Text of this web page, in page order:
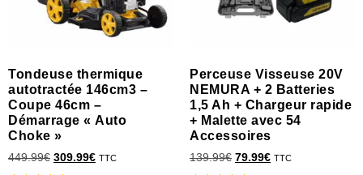
Tondeuse thermique
autotractée 146cm3 –
Coupe 46cm –
Démarrage « Auto
Choke »
449.99€ 309.99€ TTC
Perceuse Visseuse 20V
NEMURA + 2 Batteries
1,5 Ah + Chargeur rapide
+ Malette avec 54
Accessoires
139.99€ 79.99€ TTC